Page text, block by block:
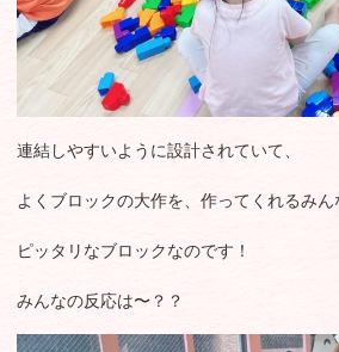
連結しやすいように設計されていて、
よくブロックの大作を、作ってくれるみん
ピッタリなブロックなのです！
みんなの反応は〜？？